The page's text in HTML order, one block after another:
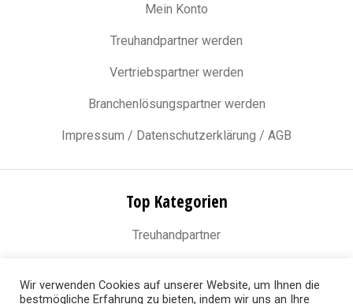
Mein Konto
Treuhandpartner werden
Vertriebspartner werden
Branchenlösungspartner werden
Impressum / Datenschutzerklärung / AGB
Top Kategorien
Treuhandpartner
Branchenlösungspartner
Wir verwenden Cookies auf unserer Website, um Ihnen die
bestmögliche Erfahrung zu bieten, indem wir uns an Ihre